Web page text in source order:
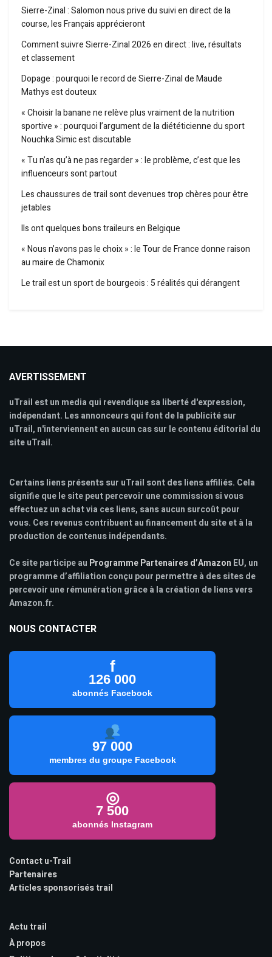
Sierre-Zinal : Salomon nous prive du suivi en direct de la
course, les Français apprécieront
Comment suivre Sierre-Zinal 2026 en direct : live, résultats
et classement
Dopage : pourquoi le record de Sierre-Zinal de Maude
Mathys est douteux
« Choisir la banane ne relève plus vraiment de la nutrition
sportive » : pourquoi l’argument de la diététicienne du sport
Nouchka Simic est discutable
« Tu n’as qu’à ne pas regarder » : le problème, c’est que les
influenceurs sont partout
Les chaussures de trail sont devenues trop chères pour être
jetables
Ils ont quelques bons traileurs en Belgique
« Nous n’avons pas le choix » : le Tour de France donne raison
au maire de Chamonix
Le trail est un sport de bourgeois : 5 réalités qui dérangent
AVERTISSEMENT
uTrail est un media qui revendique sa liberté d'expression,
indépendant. Les annonceurs qui font de la publicité sur
uTrail, n'interviennent en aucun cas sur le contenu éditorial du
site uTrail.
Certains liens présents sur uTrail sont des liens affiliés. Cela
signifie que le site peut percevoir une commission si vous
effectuez un achat via ces liens, sans aucun surcoût pour
vous. Ces revenus contribuent au financement du site et à la
production de contenus indépendants.
Ce site participe au Programme Partenaires d’Amazon EU, un
programme d’affiliation conçu pour permettre à des sites de
percevoir une rémunération grâce à la création de liens vers
Amazon.fr.
NOUS CONTACTER
f
126 000
abonnés Facebook
97 000
membres du groupe Facebook
◎
7 500
abonnés Instagram
Contact u-Trail
Partenaires
Articles sponsorisés trail
Actu trail
À propos